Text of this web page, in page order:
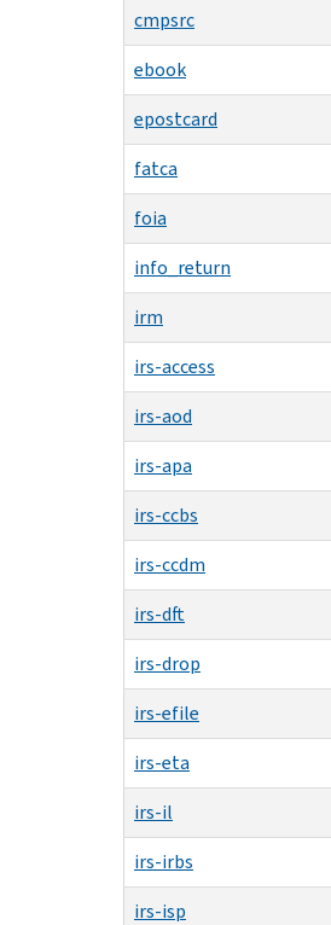
cmpsrc
ebook
epostcard
fatca
foia
info_return
irm
irs-access
irs-aod
irs-apa
irs-ccbs
irs-ccdm
irs-dft
irs-drop
irs-efile
irs-eta
irs-il
irs-irbs
irs-isp